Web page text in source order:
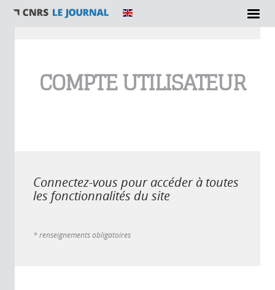
COMPTE UTILISATEUR
Connectez-vous pour accéder à toutes
les fonctionnalités du site
* renseignements obligatoires